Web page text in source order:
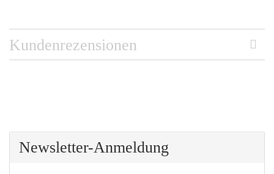
Kundenrezensionen
Newsletter-Anmeldung